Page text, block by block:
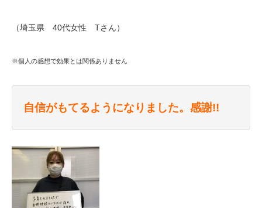
（埼玉県 40代女性 Tさん）
※個人の感想で効果とは関係ありません
自信がもてるようになりました。感謝!!